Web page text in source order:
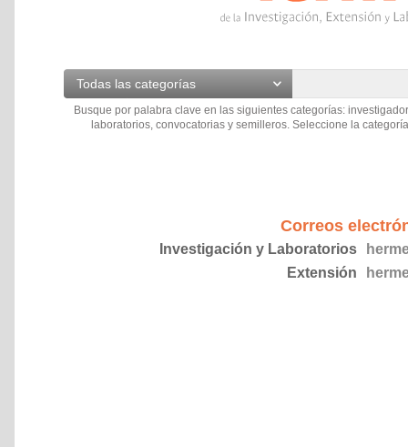
Todas las categorías
Busque por palabra clave en las siguientes categorías:
laboratorios, convocatorias y semilleros. Seleccione la
Correos
Investigación y Laboratorios
Extensión